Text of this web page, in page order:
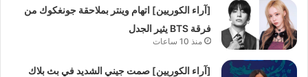
[آراء الكوريين] اتهام وينتر بملاحقة جونغكوك من
فرقة BTS يثير الجدل
منذ 10 ساعات
[آراء الكوريين] صمت جيني الشديد في بث بلاك